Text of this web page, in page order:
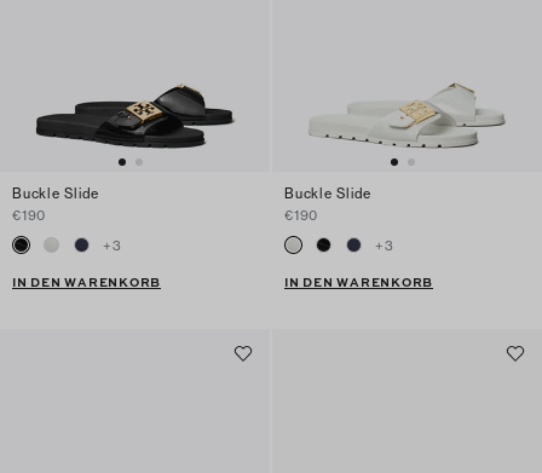
Buckle Slide
€190
+3
IN DEN WARENKORB
Buckle Slide
€190
+3
IN DEN WARENKORB